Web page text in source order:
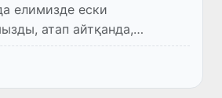
елимизде ески
атап айтқанда,
ўатансүйиўшилик, жақсы
жәмлеген миллий спорт
ғалаба ен жайдыр...